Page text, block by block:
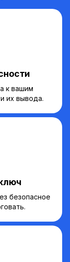
к вашим
их вывода.
безопасное